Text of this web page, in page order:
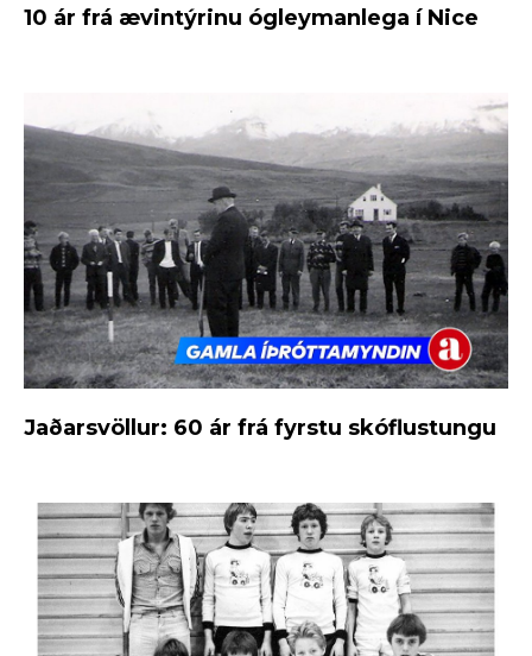
10 ár frá ævintýrinu ógleymanlega í Nice
Jaðarsvöllur: 60 ár frá fyrstu skóflustungu